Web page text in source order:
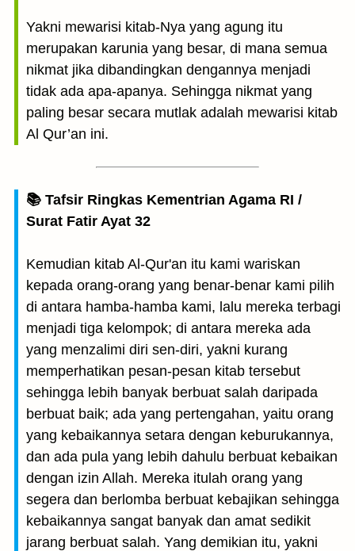
Yakni mewarisi kitab-Nya yang agung itu
merupakan karunia yang besar, di mana semua
nikmat jika dibandingkan dengannya menjadi
tidak ada apa-apanya. Sehingga nikmat yang
paling besar secara mutlak adalah mewarisi kitab
Al Qur’an ini.
📚 Tafsir Ringkas Kementrian Agama RI /
Surat Fatir Ayat 32
Kemudian kitab Al-Qur'an itu kami wariskan
kepada orang-orang yang benar-benar kami pilih
di antara hamba-hamba kami, lalu mereka terbagi
menjadi tiga kelompok; di antara mereka ada
yang menzalimi diri sen-diri, yakni kurang
memperhatikan pesan-pesan kitab tersebut
sehingga lebih banyak berbuat salah daripada
berbuat baik; ada yang pertengahan, yaitu orang
yang kebaikannya setara dengan keburukannya,
dan ada pula yang lebih dahulu berbuat kebaikan
dengan izin Allah. Mereka itulah orang yang
segera dan berlomba berbuat kebajikan sehingga
kebaikannya sangat banyak dan amat sedikit
jarang berbuat salah. Yang demikian itu, yakni